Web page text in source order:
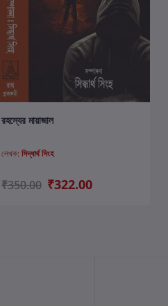
কার্টে যোগ করুন
রহস্যের মায়াজাল
লেখক:সিদ্ধার্থ সিংহ
₹350.00 ₹322.00